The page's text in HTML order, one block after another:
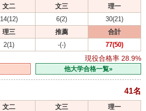
文二 文三
理一
14(12) 6(2)
30(21)
理三 推薦
合計
2(1) -(-) 77(50)
現役合格率 28.9%
他大学合格一覧»
41名
文二 文三
理一